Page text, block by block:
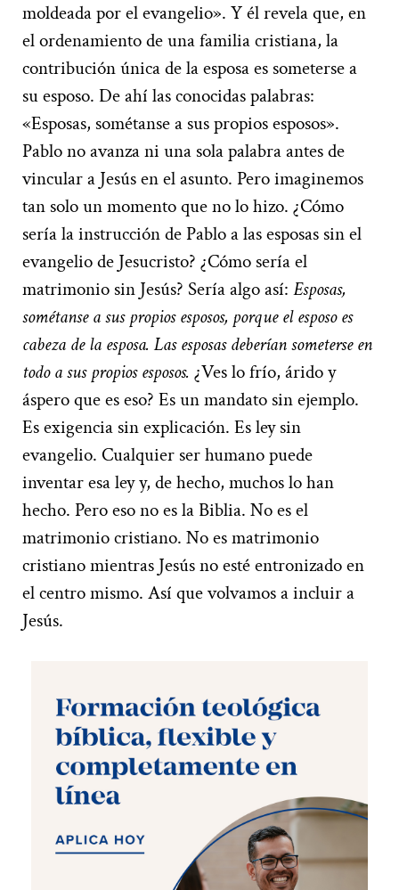
moldeada por el evangelio». Y él revela que, en
el ordenamiento de una familia cristiana, la
contribución única de la esposa es someterse a
su esposo. De ahí las conocidas palabras:
«Esposas, sométanse a sus propios esposos».
Pablo no avanza ni una sola palabra antes de
vincular a Jesús en el asunto. Pero imaginemos
tan solo un momento que no lo hizo. ¿Cómo
sería la instrucción de Pablo a las esposas sin el
evangelio de Jesucristo? ¿Cómo sería el
matrimonio sin Jesús? Sería algo así: Esposas,
sométanse a sus propios esposos, porque el esposo es
cabeza de la esposa. Las esposas deberían someterse en
todo a sus propios esposos. ¿Ves lo frío, árido y
áspero que es eso? Es un mandato sin ejemplo.
Es exigencia sin explicación. Es ley sin
evangelio. Cualquier ser humano puede
inventar esa ley y, de hecho, muchos lo han
hecho. Pero eso no es la Biblia. No es el
matrimonio cristiano. No es matrimonio
cristiano mientras Jesús no esté entronizado en
el centro mismo. Así que volvamos a incluir a
Jesús.